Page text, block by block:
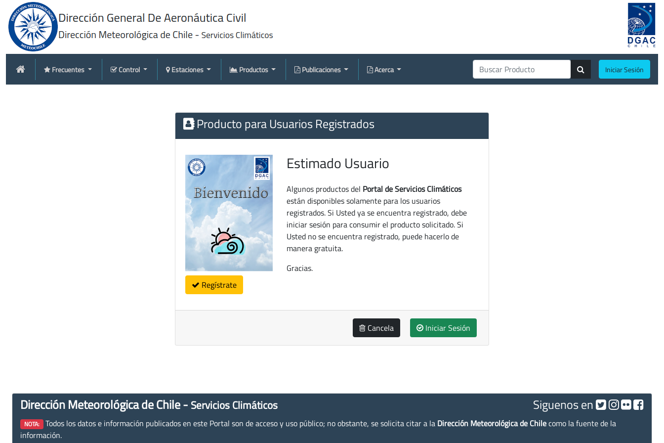
Frecuentes Control Estaciones Productos Publicaciones Acerca Iniciar Sesión
Producto para Usuarios Registrados
Regístrate
Estimado Usuario
Algunos productos del Portal de Servicios Climáticos
están disponibles solamente para los usuarios
registrados. Si Usted ya se encuentra registrado, debe
iniciar sesión para consumir el producto solicitado. Si
Usted no se encuentra registrado, puede hacerlo de
manera gratuita.
Gracias.
Cancela Iniciar Sesión
Dirección Meteorológica de Chile - Servicios Climáticos Siguenos en
NOTA: Todos los datos e información publicados en este Portal son de acceso y uso público; no obstante, se solicita citar a la Dirección Meteorológica de Chilecomo la fuente de la
información.